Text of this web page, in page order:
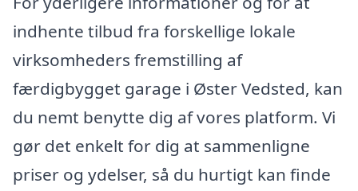
indhente tilbud fra forskellige lokale
virksomheders fremstilling af
færdigbygget garage i Øster Vedsted, kan
du nemt benytte dig af vores platform. Vi
gør det enkelt for dig at sammenligne
priser og ydelser, så du hurtigt kan finde